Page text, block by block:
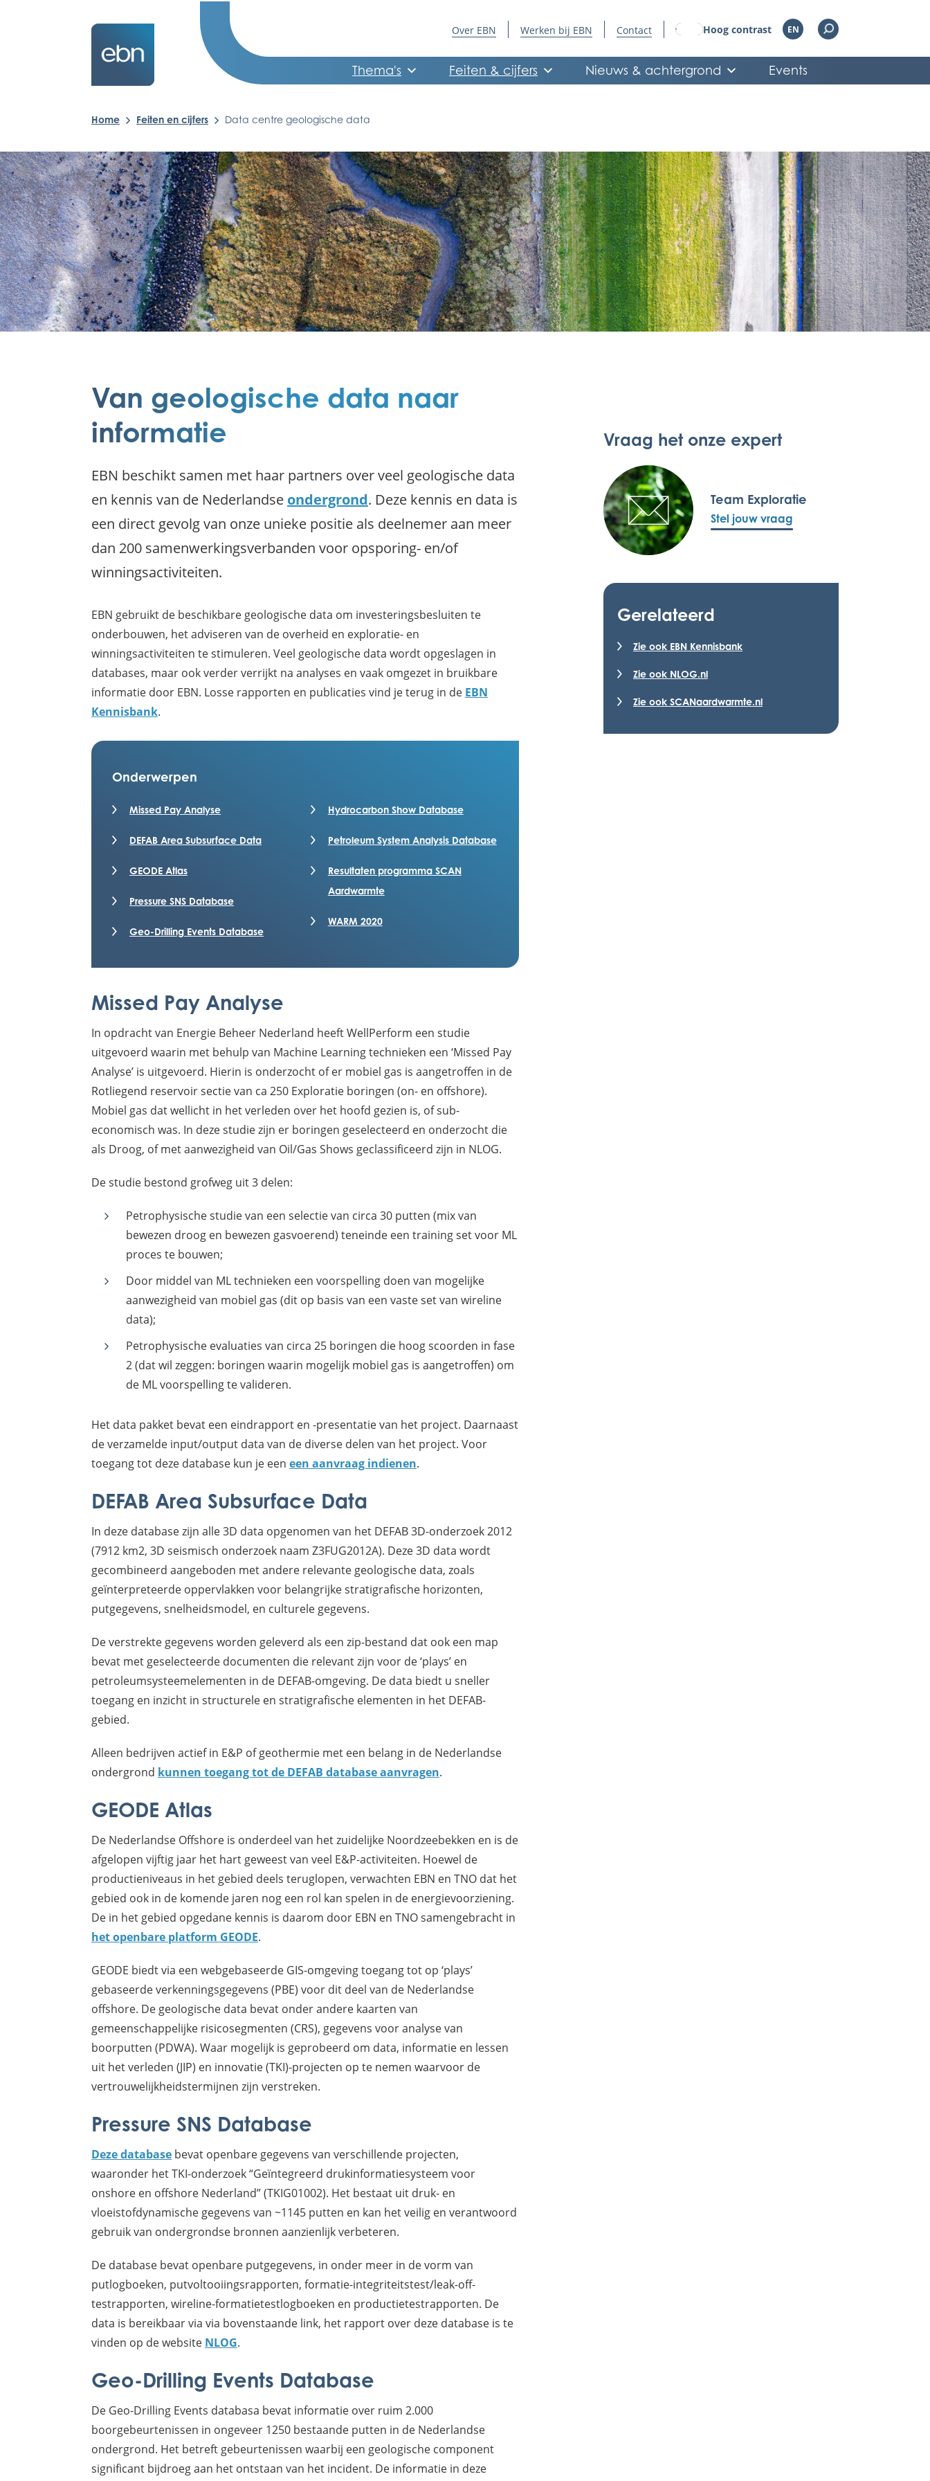
Over EBN Werken bij EBN Contact Hoog contrast EN
Thema's Feiten & cijfers Nieuws & achtergrond Events
Home Feiten en cijfers Data centre geologische data
Van geologische data naar
informatie
EBN beschikt samen met haar partners over veel geologische data
en kennis van de Nederlandse ondergrond. Deze kennis en data is
een direct gevolg van onze unieke positie als deelnemer aan meer
dan 200 samenwerkingsverbanden voor opsporing- en/of
winningsactiviteiten.
EBN gebruikt de beschikbare geologische data om investeringsbesluiten te
onderbouwen, het adviseren van de overheid en exploratie- en
winningsactiviteiten te stimuleren. Veel geologische data wordt opgeslagen in
databases, maar ook verder verrijkt na analyses en vaak omgezet in bruikbare
informatie door EBN. Losse rapporten en publicaties vind je terug in de EBN
Kennisbank.
Onderwerpen
Missed Pay Analyse
DEFAB Area Subsurface Data
GEODE Atlas
Pressure SNS Database
Geo-Drilling Events Database
Hydrocarbon Show Database
Petroleum System Analysis Database
Resultaten programma SCAN
Aardwarmte
WARM 2020
Missed Pay Analyse
In opdracht van Energie Beheer Nederland heeft WellPerform een studie
uitgevoerd waarin met behulp van Machine Learning technieken een ‘Missed Pay
Analyse’ is uitgevoerd. Hierin is onderzocht of er mobiel gas is aangetroffen in de
Rotliegend reservoir sectie van ca 250 Exploratie boringen (on- en offshore).
Mobiel gas dat wellicht in het verleden over het hoofd gezien is, of sub-
economisch was. In deze studie zijn er boringen geselecteerd en onderzocht die
als Droog, of met aanwezigheid van Oil/Gas Shows geclassificeerd zijn in NLOG.
De studie bestond grofweg uit 3 delen:
Petrophysische studie van een selectie van circa 30 putten (mix van
bewezen droog en bewezen gasvoerend) teneinde een training set voor ML
proces te bouwen;
Door middel van ML technieken een voorspelling doen van mogelijke
aanwezigheid van mobiel gas (dit op basis van een vaste set van wireline
data);
Petrophysische evaluaties van circa 25 boringen die hoog scoorden in fase
2 (dat wil zeggen: boringen waarin mogelijk mobiel gas is aangetroffen) om
de ML voorspelling te valideren.
Het data pakket bevat een eindrapport en -presentatie van het project. Daarnaast
de verzamelde input/output data van de diverse delen van het project. Voor
toegang tot deze database kun je een een aanvraag indienen.
DEFAB Area Subsurface Data
In deze database zijn alle 3D data opgenomen van het DEFAB 3D-onderzoek 2012
(7912 km2, 3D seismisch onderzoek naam Z3FUG2012A). Deze 3D data wordt
gecombineerd aangeboden met andere relevante geologische data, zoals
geïnterpreteerde oppervlakken voor belangrijke stratigrafische horizonten,
putgegevens, snelheidsmodel, en culturele gegevens.
De verstrekte gegevens worden geleverd als een zip-bestand dat ook een map
bevat met geselecteerde documenten die relevant zijn voor de ‘plays’ en
petroleumsysteemelementen in de DEFAB-omgeving. De data biedt u sneller
toegang en inzicht in structurele en stratigrafische elementen in het DEFAB-
gebied.
Alleen bedrijven actief in E&P of geothermie met een belang in de Nederlandse
ondergrond kunnen toegang tot de DEFAB database aanvragen.
GEODE Atlas
De Nederlandse Offshore is onderdeel van het zuidelijke Noordzeebekken en is de
afgelopen vijftig jaar het hart geweest van veel E&P-activiteiten. Hoewel de
productieniveaus in het gebied deels teruglopen, verwachten EBN en TNO dat het
gebied ook in de komende jaren nog een rol kan spelen in de energievoorziening.
De in het gebied opgedane kennis is daarom door EBN en TNO samengebracht in
het openbare platform GEODE.
GEODE biedt via een webgebaseerde GIS-omgeving toegang tot op ‘plays’
gebaseerde verkenningsgegevens (PBE) voor dit deel van de Nederlandse
offshore. De geologische data bevat onder andere kaarten van
gemeenschappelijke risicosegmenten (CRS), gegevens voor analyse van
boorputten (PDWA). Waar mogelijk is geprobeerd om data, informatie en lessen
uit het verleden (JIP) en innovatie (TKI)-projecten op te nemen waarvoor de
vertrouwelijkheidstermijnen zijn verstreken.
Pressure SNS Database
Deze database bevat openbare gegevens van verschillende projecten,
waaronder het TKI-onderzoek “Geïntegreerd drukinformatiesysteem voor
onshore en offshore Nederland” (TKIG01002). Het bestaat uit druk- en
vloeistofdynamische gegevens van ~1145 putten en kan het veilig en verantwoord
gebruik van ondergrondse bronnen aanzienlijk verbeteren.
De database bevat openbare putgegevens, in onder meer in de vorm van
putlogboeken, putvoltooiingsrapporten, formatie-integriteitstest/leak-off-
testrapporten, wireline-formatietestlogboeken en productietestrapporten. De
data is bereikbaar via via bovenstaande link, het rapport over deze database is te
vinden op de website NLOG.
Geo-Drilling Events Database
De Geo-Drilling Events databasa bevat informatie over ruim 2.000
boorgebeurtenissen in ongeveer 1250 bestaande putten in de Nederlandse
ondergrond. Het betreft gebeurtenissen waarbij een geologische component
significant bijdroeg aan het ontstaan van het incident. De informatie in deze
Vraag het onze expert
Team Exploratie
Stel jouw vraag
Gerelateerd
Zie ook EBN Kennisbank
Zie ook NLOG.nl
Zie ook SCANaardwarmte.nl